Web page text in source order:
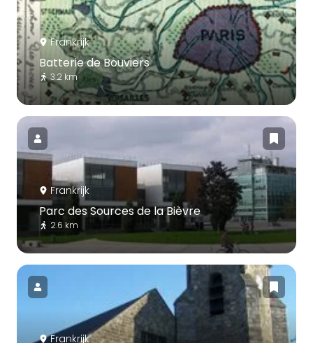
Frankrijk
Batterie de Bouviers
3.2 km
Frankrijk
Parc des Sources de la Bièvre
2.6 km
Frankrijk